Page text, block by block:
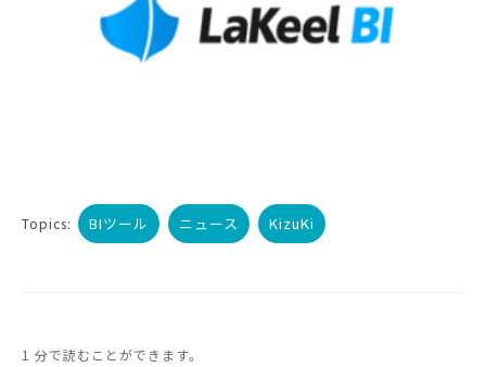
Topics: BIツール ニュース KizuKi
1 分で読むことができます。